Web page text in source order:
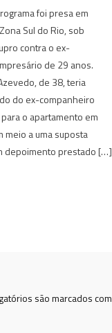
foi presa em
Sul do Rio, sob
contra o ex-
de 29 anos.
de 38, teria
do ex-companheiro
o apartamento em
meio a uma suposta
depoimento prestado […]
são marcados com